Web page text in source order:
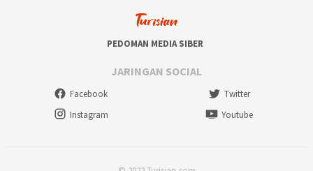
PEDOMAN MEDIA SIBER
JARINGAN SOCIAL
Facebook
Twitter
Instagram
Youtube